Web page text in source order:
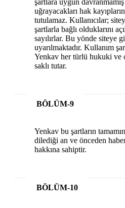
şartlara uygun
uğrayacakları hak
tutulamaz. Kullanıcılar;
şartlarla bağlı olduklarını
sayılırlar. Bu yönde siteye
uyarılmaktadır. Kullanım
Yenkav her türlü hukuki ve
saklı tutar.
BÖLÜM-9
Yenkav bu şartların
dilediği an ve önceden
hakkına sahiptir.
BÖLÜM-10